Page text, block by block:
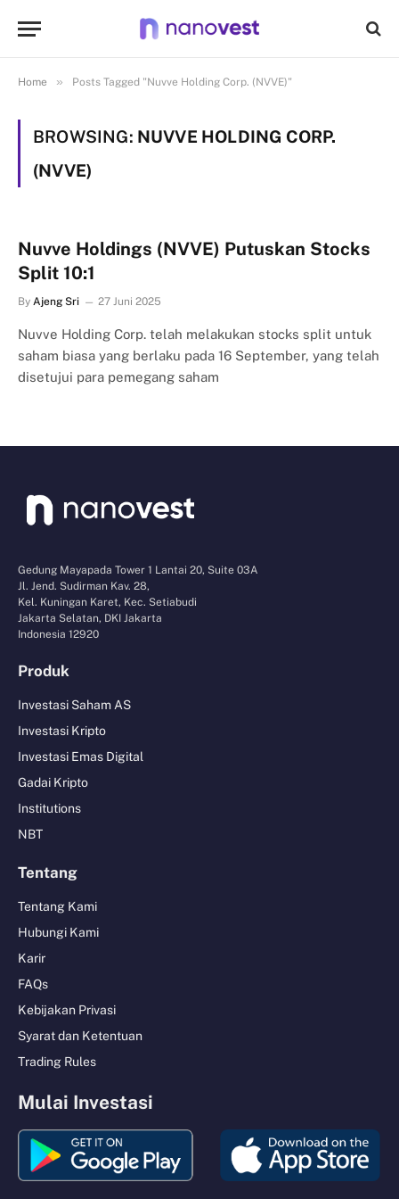
Home » Posts Tagged "Nuvve Holding Corp. (NVVE)"
BROWSING: NUVVE HOLDING CORP.
(NVVE)
Nuvve Holdings (NVVE) Putuskan Stocks
Split 10:1
By Ajeng Sri 27 Juni 2025
Nuvve Holding Corp. telah melakukan stocks split untuk
saham biasa yang berlaku pada 16 September, yang telah
disetujui para pemegang saham
Gedung Mayapada Tower 1 Lantai 20, Suite 03A
Jl. Jend. Sudirman Kav. 28,
Kel. Kuningan Karet, Kec. Setiabudi
Jakarta Selatan, DKI Jakarta
Indonesia 12920
Produk
Investasi Saham AS
Investasi Kripto
Investasi Emas Digital
Gadai Kripto
Institutions
NBT
Tentang
Tentang Kami
Hubungi Kami
Karir
FAQs
Kebijakan Privasi
Syarat dan Ketentuan
Trading Rules
Mulai Investasi